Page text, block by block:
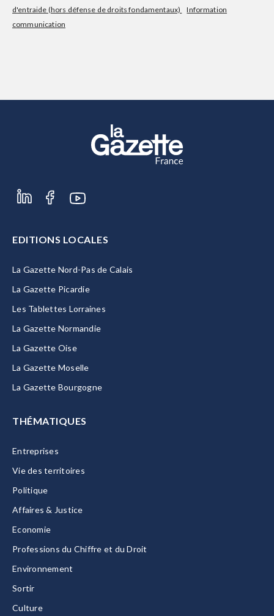
d'entraide (hors défense de droits fondamentaux)
Information
communication
EDITIONS LOCALES
La Gazette Nord-Pas de Calais
La Gazette Picardie
Les Tablettes Lorraines
La Gazette Normandie
La Gazette Oise
La Gazette Moselle
La Gazette Bourgogne
THÉMATIQUES
Entreprises
Vie des territoires
Politique
Affaires & Justice
Economie
Professions du Chiffre et du Droit
Environnement
Sortir
Culture